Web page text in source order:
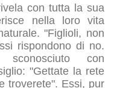
con tutta la sua
nella loro vita
"Figlioli, non
rispondono di no.
con
"Gettate la rete
troverete". Essi, pur